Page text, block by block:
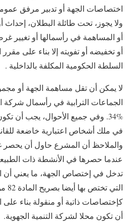
اختصاصات الجهة أو تدبير مرفق
ولا يجوز، تحت طائلة البطلان، إحداث
أو المساهمة في رأسمالها أو تغيير
أو تخفيضه أو تفويته إلا بناء على
السلطة الحكومية المكلفة بالداخلية .
لا يمكن أن تقل مساهمة الجهة أو
الجماعات الترابية في رأسمال شركة
%34. وفي جميع الأحوال، يجب أن
في ملك أشخاص اعتبارية خاضعة
والملاحظ أن المشرع حاول أن يحصر
عندما حصرها في الأنشطة ذات
تدخل في إختصاص الجهة، ما يعني أن
كإختصاصات ذاتية أو منقولة بناء على
أن تكون محلا لشركة التنمية الجهوية.